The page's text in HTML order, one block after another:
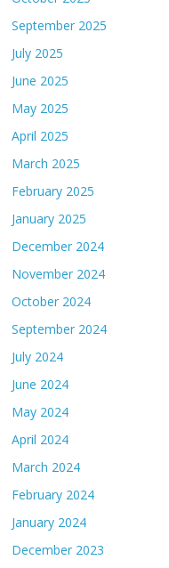
September 2025
July 2025
June 2025
May 2025
April 2025
March 2025
February 2025
January 2025
December 2024
November 2024
October 2024
September 2024
July 2024
June 2024
May 2024
April 2024
March 2024
February 2024
January 2024
December 2023